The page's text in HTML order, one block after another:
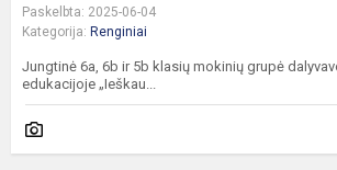
Paskelbta: 2025-06-04
Kategorija: Renginiai
Jungtinė 6a, 6b ir 5b klasių mokinių grupė
edukacijoje „Ieškau...